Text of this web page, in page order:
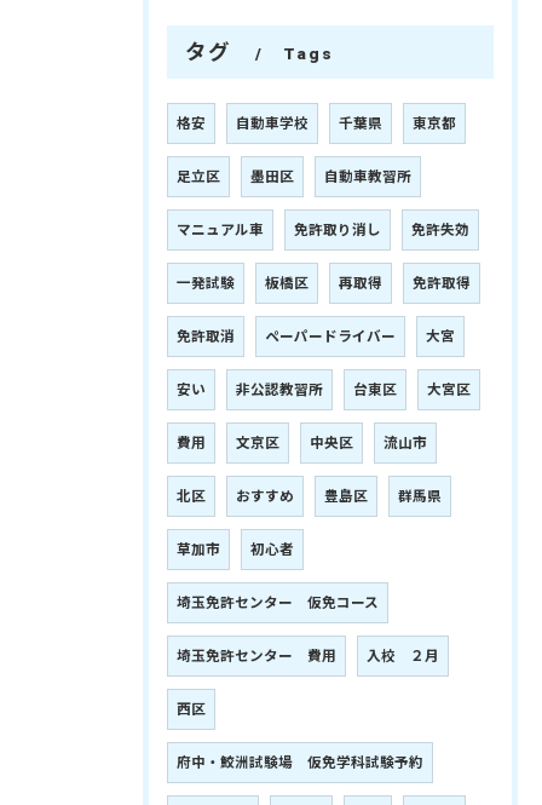
タグ Tags
格安 自動車学校 千葉県 東京都
足立区 墨田区 自動車教習所
マニュアル車 免許取り消し 免許失効
一発試験 板橋区 再取得 免許取得
免許取消 ペーパードライバー 大宮
安い 非公認教習所 台東区 大宮区
費用 文京区 中央区 流山市
北区 おすすめ 豊島区 群馬県
草加市 初心者
埼玉免許センター 仮免コース
埼玉免許センター 費用 入校 ２月
西区
府中・鮫洲試験場 仮免学科試験予約